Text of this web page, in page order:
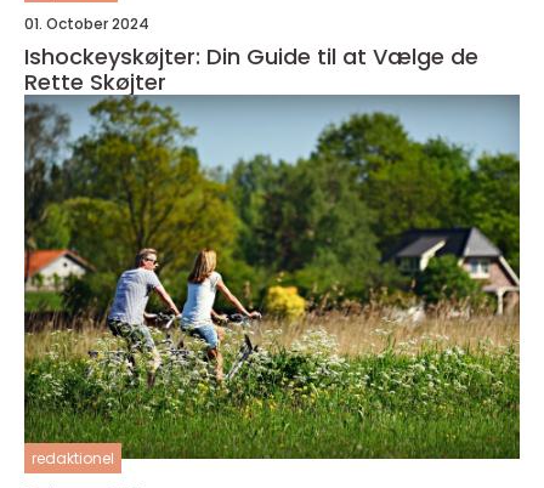
01. October 2024
Ishockeyskøjter: Din Guide til at Vælge de
Rette Skøjter
redaktionel